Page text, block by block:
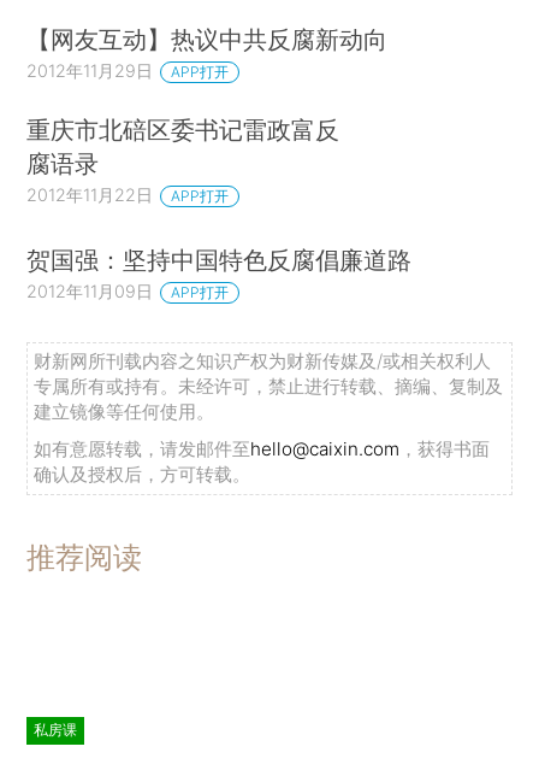
【网友互动】热议中共反腐新动向
2012年11月29日 APP打开
重庆市北碚区委书记雷政富反
腐语录
2012年11月22日 APP打开
贺国强：坚持中国特色反腐倡廉道路
2012年11月09日 APP打开
财新网所刊载内容之知识产权为财新传媒及/或相关权利人
专属所有或持有。未经许可，禁止进行转载、摘编、复制及
建立镜像等任何使用。
如有意愿转载，请发邮件至hello@caixin.com ，获得书面
确认及授权后，方可转载。
推荐阅读
私房课